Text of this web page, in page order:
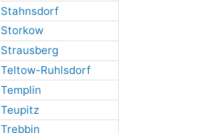
Stahnsdorf
Storkow
Strausberg
Teltow-Ruhlsdorf
Templin
Teupitz
Trebbin